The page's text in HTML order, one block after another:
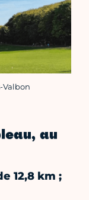
Valbon
au
12,8 km ;